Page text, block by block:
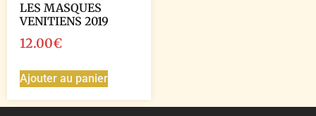
LES MASQUES
VENITIENS 2019
12.00€
Ajouter au panier